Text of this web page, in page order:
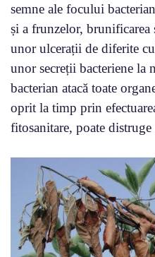
semne ale focului
și a frunzelor, brunificarea
unor ulcerații de diferite
unor secreții bacteriene la
bacterian atacă toate
oprit la timp prin
fitosanitare, poate